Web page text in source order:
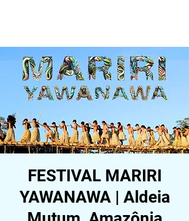
FESTIVAL MARIRI
YAWANAWA | Aldeia